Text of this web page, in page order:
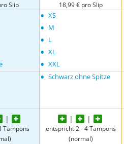
Slip 18,99 € pro Slip
• XS
• M
• L
• XL
• XXL
• Schwarz ohne Spitze
Tampons
entspricht 2 - 4 Tampons
(normal)